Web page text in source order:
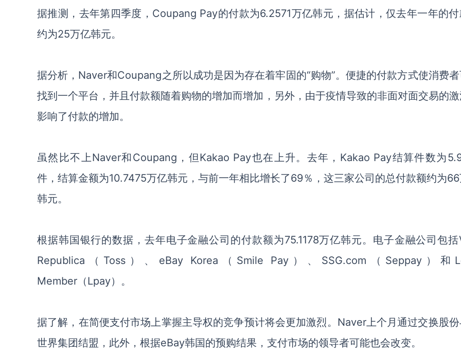
据推测， 去年第四季度， Coupang Pay的付款为6.2571万亿韩元，据估计，仅去年一年的
约为25万亿韩元。
据分析， Naver和Coupang之所以成功是因为存在着牢固的“购物”。便捷的付款方式使消费
找到一个平台，并且付款额随着购物的增加而增加 ， 另外，由于疫情导致的非面对面交易的
影响了付款的增加。
虽然比不上Naver和Coupang，但Kakao Pay也在上升。去年，Kakao Pay结算件数为
件，结算金额为10.7475万亿韩元 ， 与前一年相比增长了69％ ， 这三家公司的总付款额约为
韩元。
根据韩国银行的数据，去年电子金融公司的付款额为75.1178万亿韩元。电子金融公司包
Republica（Toss） 、 eBay Korea（Smile Pay） 、 SSG.com（Seppay）和
Member（Lpay）。
据了解， 在简便支付市场上掌握主导权的竞争预计将会更加激烈。 Naver上个月通过交换股
世界集团结盟 ， 此外，根据eBay韩国的预购结果，支付市场的领导者可能也会改变。